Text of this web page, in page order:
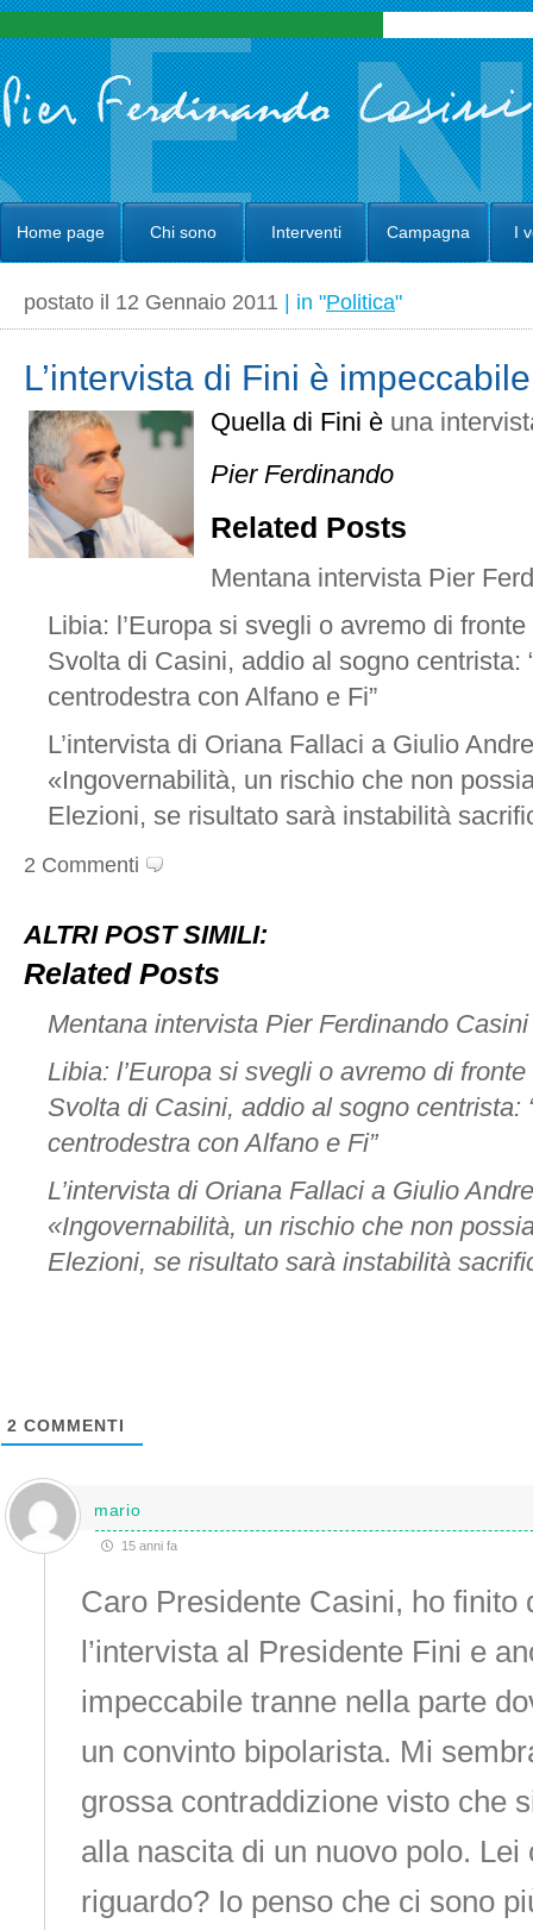
Home page Chi sono Interventi Campagna I
postato il 12 Gennaio 2011 | in "Politica"
L’intervista di Fini è impeccabile
Quella di Fini è una
Pier Ferdinando
Related Posts
Mentana intervista Pier
Libia: l’Europa si svegli o avremo di
Svolta di Casini, addio al sogno centrista:
centrodestra con Alfano e Fi”
L’intervista di Oriana Fallaci a Giulio
«Ingovernabilità, un rischio che non
Elezioni, se risultato sarà instabilità
2 Commenti
ALTRI POST SIMILI:
Related Posts
Mentana intervista Pier Ferdinando Casini
Libia: l’Europa si svegli o avremo di
Svolta di Casini, addio al sogno centrista:
centrodestra con Alfano e Fi”
L’intervista di Oriana Fallaci a Giulio
«Ingovernabilità, un rischio che non
Elezioni, se risultato sarà instabilità
2 COMMENTI
mario
15 anni fa
Caro Presidente Casini, ho finito
l’intervista al Presidente Fini e
impeccabile tranne nella parte
un convinto bipolarista. Mi
grossa contraddizione visto che
alla nascita di un nuovo polo. Lei
riguardo? Io penso che ci sono